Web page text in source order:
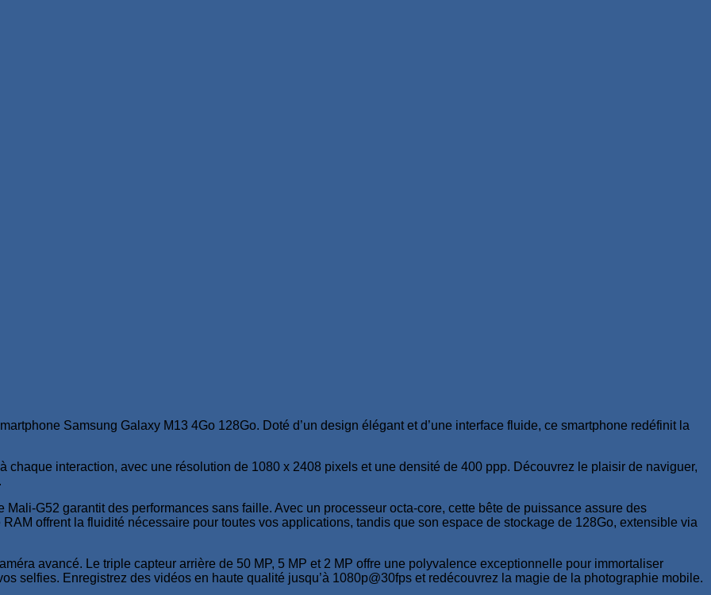
Samsung Galaxy M13 4Go 128Go. Doté d’un design élégant et d’une interface fluide, ce smartphone redéfinit la
interaction, avec une résolution de 1080 x 2408 pixels et une densité de 400 ppp. Découvrez le plaisir de naviguer,
G52 garantit des performances sans faille. Avec un processeur octa-core, cette bête de puissance assure des
offrent la fluidité nécessaire pour toutes vos applications, tandis que son espace de stockage de 128Go, extensible via
avancé. Le triple capteur arrière de 50 MP, 5 MP et 2 MP offre une polyvalence exceptionnelle pour immortaliser
selfies. Enregistrez des vidéos en haute qualité jusqu’à 1080p@30fps et redécouvrez la magie de la photographie mobile.